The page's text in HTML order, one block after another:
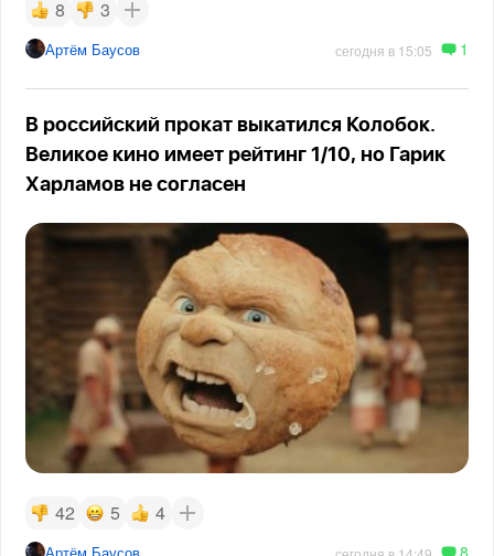
8 3
Артём Баусов сегодня в 15:05 1
В российский прокат выкатился Колобок.
Великое кино имеет рейтинг 1/10, но Гарик
Харламов не согласен
42 5 4
Артём Баусов 8